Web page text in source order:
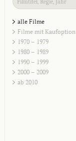
alle Filme
Filme mit Kaufoption
1970 – 1979
1980 – 1989
1990 – 1999
2000 – 2009
ab 2010